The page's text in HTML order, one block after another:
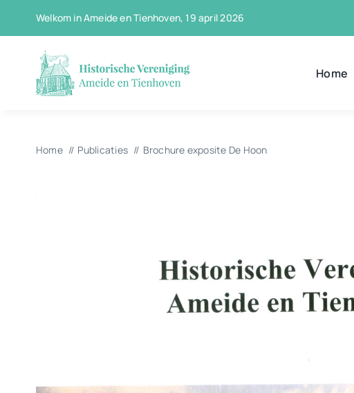
Welkom in Ameide en Tienhoven, 19 april 2026
Home
Home Publicaties Brochure exposite De Hoon